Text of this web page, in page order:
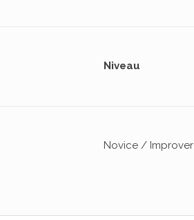
Niveau
Novice / Improver